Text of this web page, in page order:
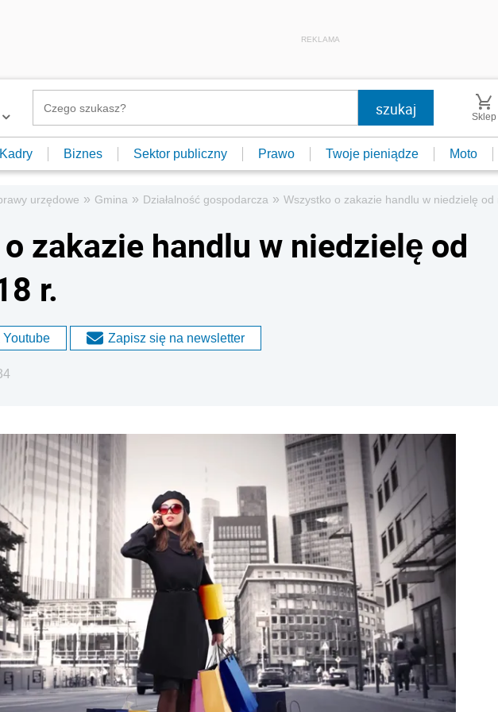
REKLAMA
Sklep
Kadry Biznes Sektor publiczny Prawo Twoje pieniądze Moto
urzędowe » Gmina » Działalność gospodarcza » Wszystko o zakazie handlu w niedzielę od
zakazie handlu w niedzielę od
r.
Youtube Zapisz się na newsletter